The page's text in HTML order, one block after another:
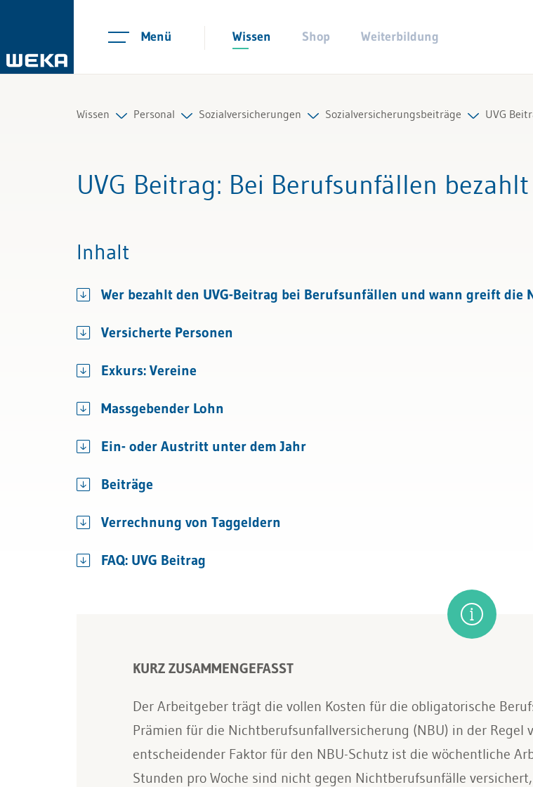
Menü Wissen Shop Weiterbildung
Wissen
Management
Finanzen & Steuern
Recht
Bau & Immobilien
Personal
Arbeitsverträge und Reglemente
Personalführung und Personalentwicklung
Kündigung & Arbeitszeugnis
Sozialversicherungen
Sozialversicherungen
Schwangerschaft, Mutterschaft, Familienzulagen
Krankheit / Unfall
AHV / IV
Sozialversicherungsbeiträge
Alle Arbeitshilfen
UVG
UVG Beitrag: Bei Berufsunfällen
Inhalt
Wer bezahlt den UVG-Beitrag bei Berufsunfällen und wann greift
Versicherte Personen
Exkurs: Vereine
Massgebender Lohn
Ein- oder Austritt unter dem Jahr
Beiträge
Verrechnung von Taggeldern
FAQ: UVG Beitrag
KURZ ZUSAMMENGEFASST
Der Arbeitgeber trägt die vollen Kosten für die obligatorische
Prämien für die Nichtberufsunfallversicherung (NBU) in der Regel
entscheidender Faktor für den NBU-Schutz ist die wöchentliche
Stunden pro Woche sind nicht gegen Nichtberufsunfälle